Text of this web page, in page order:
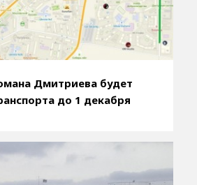
Дмитриева будет
до 1 декабря